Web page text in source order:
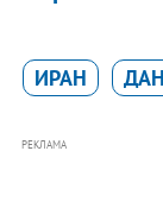
ИРАН
РЕКЛАМА